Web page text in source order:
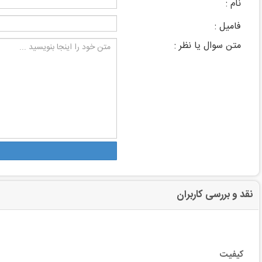
نام :
فامیل :
متن سوال یا نظر :
نقد و بررسی کاربران
کیفیت